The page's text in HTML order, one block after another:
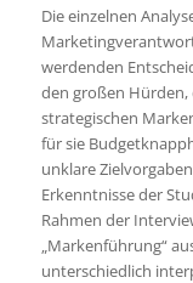
Die einzelnen
werdenden
den großen Hürden,
strategischen
für sie
unklare
Erkenntnisse der
Rahmen der
„Markenführung“
unterschiedlich